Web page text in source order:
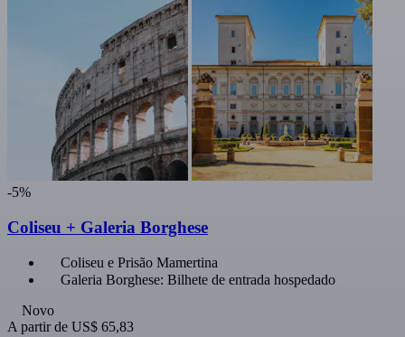
-5%
Coliseu + Galeria Borghese
Coliseu e Prisão Mamertina
Galeria Borghese: Bilhete de entrada hospedado
Novo
A partir de US$ 65,83